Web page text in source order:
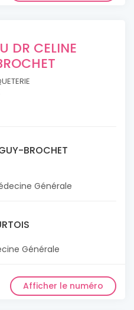
DR CELINE
BROCHET
Générale
Générale
Afficher le numéro